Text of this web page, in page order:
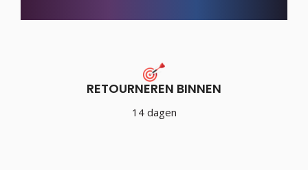
RETOURNEREN BINNEN
14 dagen